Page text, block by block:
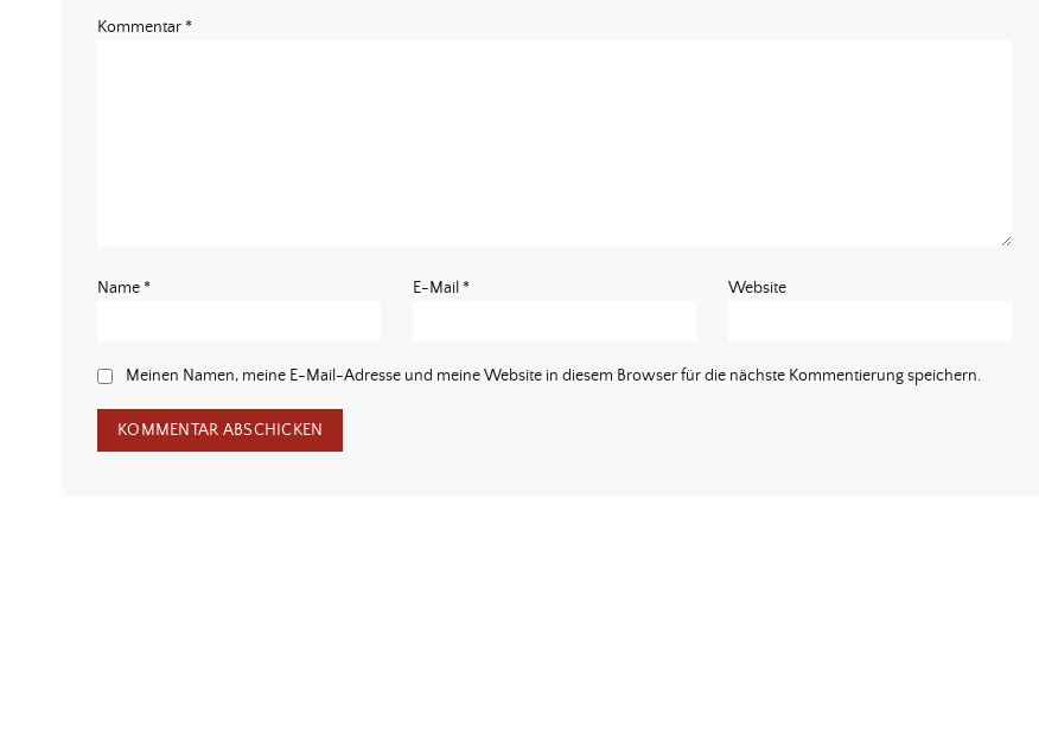
Kommentar *
Name * E-Mail * Website
Meinen Namen, meine E-Mail-Adresse und meine Website in diesem Browser für die nächste Kommentierung speichern.